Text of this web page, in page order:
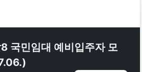
국민임대 예비입주자 모